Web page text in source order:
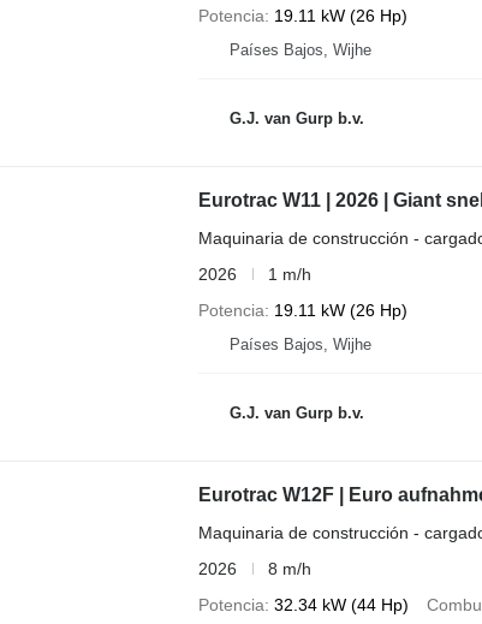
Potencia
19.11 kW (26 Hp)
Países Bajos, Wijhe
G.J. van Gurp b.v.
Eurotrac W11 | 2026 | Giant
Maquinaria de construcción -
2026
1 m/h
Potencia
19.11 kW (26 Hp)
Países Bajos, Wijhe
G.J. van Gurp b.v.
Eurotrac W12F | Euro
Maquinaria de construcción -
2026
8 m/h
Potencia 32.34 kW (44 Hp)